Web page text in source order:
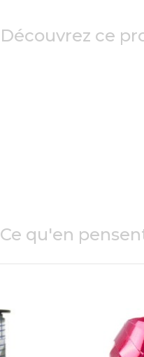
Découvrez ce
Ce qu'en